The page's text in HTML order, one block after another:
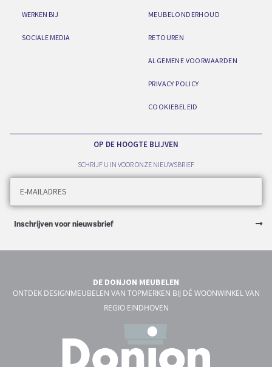
WERKEN BIJ
SOCIALE MEDIA
MEUBELONDERHOUD
RETOUREN
ALGEMENE VOORWAARDEN
PRIVACY POLICY
COOKIEBELEID
OP DE HOOGTE BLIJVEN
SCHRIJF U IN VOOR ONZE NIEUWSBRIEF
Inschrijven voor nieuwsbrief
DE DONJON MEUBELEN
ONTDEK DESIGNMEUBELEN VAN TOPMERKEN BIJ DÉ WOONWINKEL VAN
REGIO EINDHOVEN